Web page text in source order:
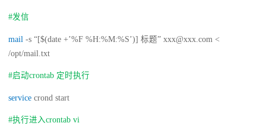
#发信
mail -s “[$(date +’%F %H:%M:%S’)] 标题” xxx@xxx.com <
/opt/mail.txt
#启动crontab 定时执行
servicecrond start
#执行进入crontab vi